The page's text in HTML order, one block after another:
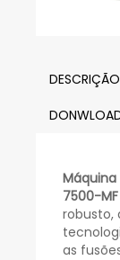
DESCRIÇÃO
7500-MF
robusto,
as